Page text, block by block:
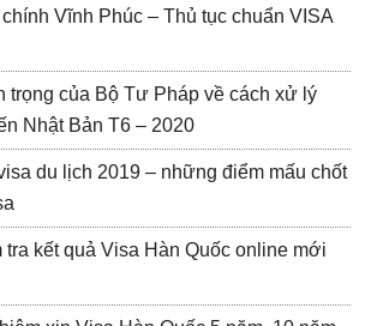
Vĩnh Phúc – Thủ tục chuẩn VISA
trọng của Bộ Tư Pháp về cách xử lý
Nhật Bản T6 – 2020
du lịch 2019 – những điểm mấu chốt
kết quả Visa Hàn Quốc online mới